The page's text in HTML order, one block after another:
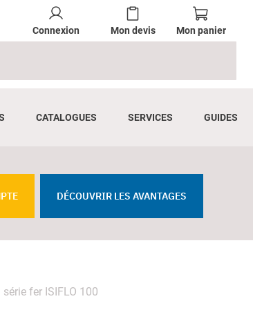
Connexion Mon devis Mon panier
CATALOGUES SERVICES GUIDES
DÉCOUVRIR LES AVANTAGES
fer ISIFLO 100